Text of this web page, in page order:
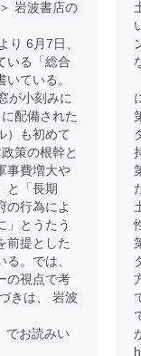
岩波書店の
り 6月7日、
いる「総合
ている。
が小刻みに
配備された
）も初めて
策の根幹と
事費増大や
と「長期
の行為によ
」とうたう
前提とした
。では、
の視点で考
きは、 岩波
お読みい